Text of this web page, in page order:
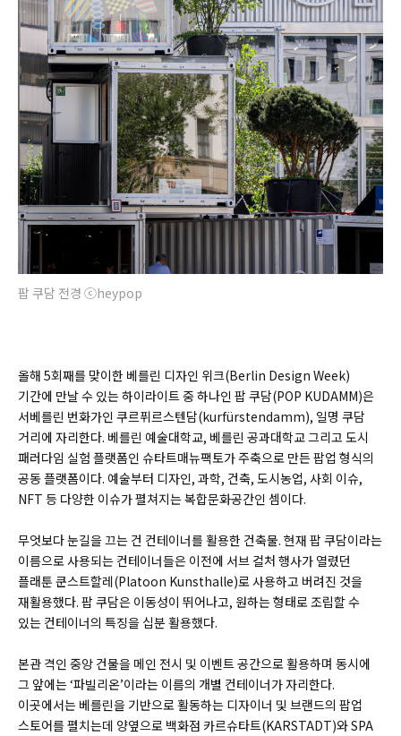
팝 쿠담 전경 ⓒheypop
올해 5회째를 맞이한 베를린 디자인 위크(Berlin Design Week)
기간에 만날 수 있는 하이라이트 중 하나인 팝 쿠담(POP KUDAMM)은
서베를린 번화가인 쿠르퓌르스텐담(kurfürstendamm), 일명 쿠담
거리에 자리한다. 베를린 예술대학교, 베를린 공과대학교 그리고 도시
패러다임 실험 플랫폼인 슈타트매뉴팩토가 주축으로 만든 팝업 형식의
공동 플랫폼이다. 예술부터 디자인, 과학, 건축, 도시농업, 사회 이슈,
NFT 등 다양한 이슈가 펼쳐지는 복합문화공간인 셈이다.
무엇보다 눈길을 끄는 건 컨테이너를 활용한 건축물. 현재 팝 쿠담이라는
이름으로 사용되는 컨테이너들은 이전에 서브 컬처 행사가 열렸던
플래툰 쿤스트할레(Platoon Kunsthalle)로 사용하고 버려진 것을
재활용했다. 팝 쿠담은 이동성이 뛰어나고, 원하는 형태로 조립할 수
있는 컨테이너의 특징을 십분 활용했다.
본관 격인 중앙 건물을 메인 전시 및 이벤트 공간으로 활용하며 동시에
그 앞에는 ‘파빌리온’이라는 이름의 개별 컨테이너가 자리한다.
이곳에서는 베를린을 기반으로 활동하는 디자이너 및 브랜드의 팝업
스토어를 펼치는데 양옆으로 백화점 카르슈타트(KARSTADT)와SPA